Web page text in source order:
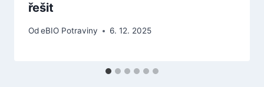
řešit
OdeBIO Potraviny 6. 12. 2025